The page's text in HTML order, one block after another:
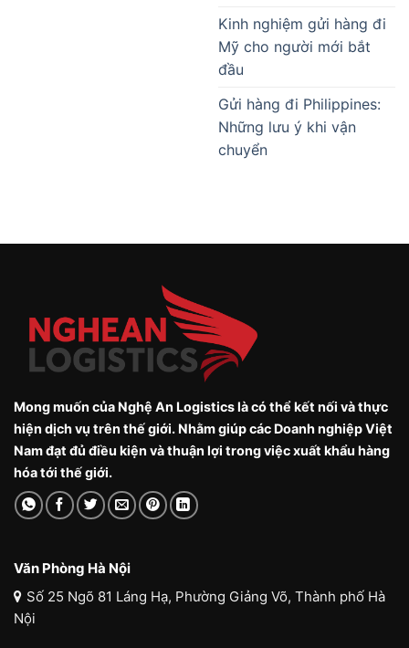
Kinh nghiệm gửi hàng đi
Mỹ cho người mới bắt
đầu
Gửi hàng đi Philippines:
Những lưu ý khi vận
chuyển
Mong muốn của Nghệ An Logistics là có thể kết nối và thực
hiện dịch vụ trên thế giới. Nhằm giúp các Doanh nghiệp Việt
Nam đạt đủ điều kiện và thuận lợi trong việc xuất khẩu hàng
hóa tới thế giới.
Văn Phòng Hà Nội
Số 25 Ngõ 81 Láng Hạ, Phường Giảng Võ, Thành phố Hà
Nội